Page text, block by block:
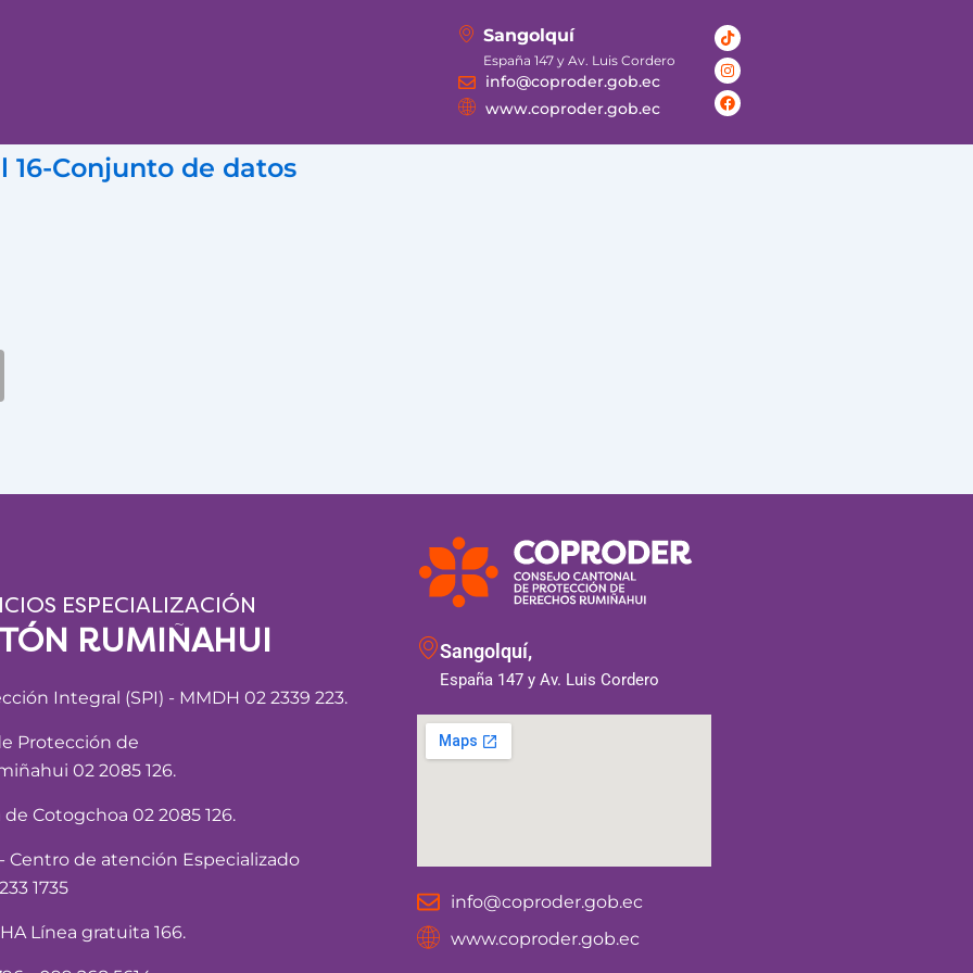
Sangolquí
España 147 y Av. Luis Cordero
info@coproder.gob.ec
www.coproder.gob.ec
Tiktok
Instagram
Facebook
16-Conjunto de datos
ESPECIALIZACIÓN
RUMIÑAHUI
Integral (SPI) - MMDH 02 2339 223.
Protección de
02 2085 126.
Cotogchoa 02 2085 126.
Centro de atención Especializado
1735
Línea gratuita 166.
Sangolquí,
España 147 y Av. Luis Cordero
info@coproder.gob.ec
www.coproder.gob.ec